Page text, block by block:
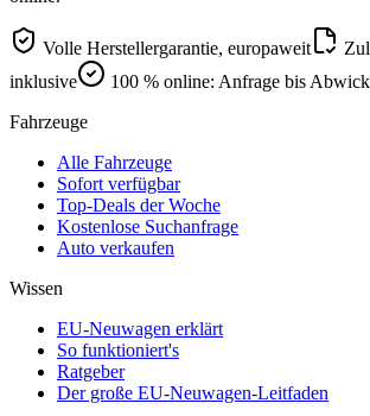
Volle Herstellergarantie, europaweit
inklusive
100 % online: Anfrage bis
Fahrzeuge
Alle Fahrzeuge
Sofort verfügbar
Top-Deals der Woche
Kostenlose Suchanfrage
Auto verkaufen
Wissen
EU-Neuwagen erklärt
So funktioniert's
Ratgeber
Der große EU-Neuwagen-Leitfaden